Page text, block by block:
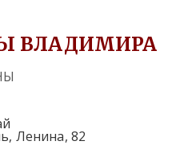
ВЛАДИМИРА
Ленина, 82